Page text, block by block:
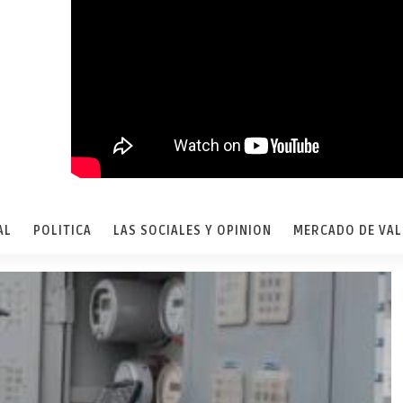
POLITICA LAS SOCIALES Y OPINION MERCADO DE